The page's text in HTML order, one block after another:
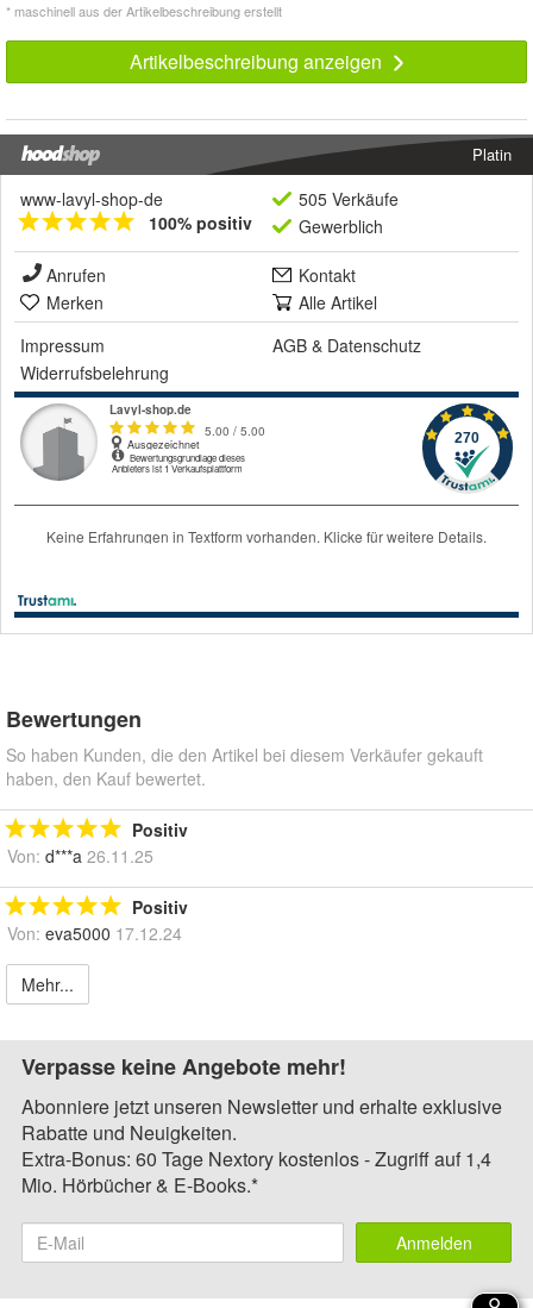
* maschinell aus der Artikelbeschreibung erstellt
Artikelbeschreibung anzeigen
Platin
www-lavyl-shop-de
100% positiv
505 Verkäufe
Gewerblich
Anrufen
Kontakt
Merken
Alle Artikel
Impressum
AGB & Datenschutz
Widerrufsbelehrung
Bewertungen
So haben Kunden, die den Artikel bei diesem Verkäufer gekauft
haben, den Kauf bewertet.
Positiv
Von: d***a 26.11.25
Positiv
Von: eva5000 17.12.24
Mehr...
Verpasse keine Angebote mehr!
Abonniere jetzt unseren Newsletter und erhalte exklusive
Rabatte und Neuigkeiten.
Extra-Bonus: 60 Tage Nextory kostenlos - Zugriff auf 1,4
Mio. Hörbücher & E-Books.*
Anmelden